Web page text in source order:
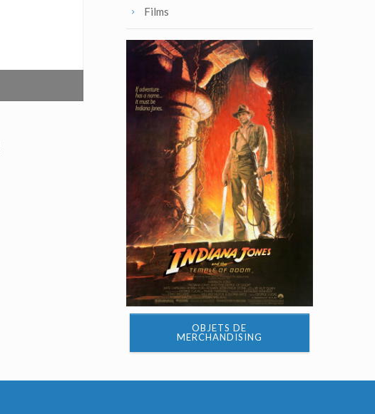
Films
OBJETS DE
MERCHANDISING